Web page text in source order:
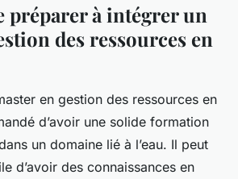
préparer à intégrer un
des ressources en
en gestion des ressources en
d’avoir une solide formation
un domaine lié à l’eau. Il peut
d’avoir des connaissances en